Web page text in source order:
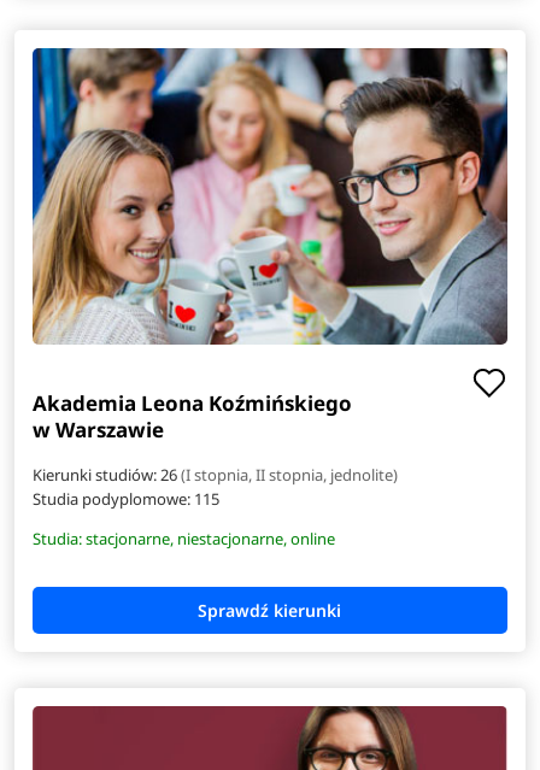
Akademia Leona Koźmińskiego
w Warszawie
Kierunki studiów: 26(I stopnia, II stopnia, jednolite)
Studia podyplomowe: 115
Studia: stacjonarne, niestacjonarne, online